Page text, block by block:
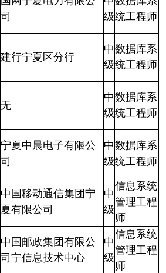
司
级统工程师
建行宁夏区分行
中
级
数据库系
统工程师
无
中
级
数据库系
统工程师
宁夏中晨电子有限公
司
中
级
数据库系
统工程师
中国移动通信集团宁
夏有限公司
中
级
信息系统
管理工程
师
中国邮政集团有限公
司宁信息技术中心
中
级
信息系统
管理工程
师